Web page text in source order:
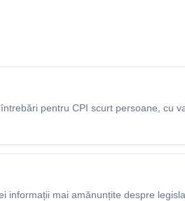
pentru CPI scurt persoane, cu
informații mai amănunțite despre